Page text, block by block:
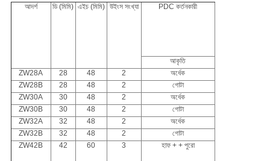
আদর্শ ডি (মিমি) এইচ (মিমি) উইংস সংখ্যা PDC কর্তনকারী
আকৃতি
ZW28A
28 48 2
অর্ধেক
ZW28B
28 48 2
গোটা
ZW30A
30 48 2
অর্ধেক
ZW30B
30 48 2
গোটা
ZW32A
32 48 2
অর্ধেক
ZW32B
32 48 2
গোটা
ZW42B
42 60 3 হাফ + + পুরো